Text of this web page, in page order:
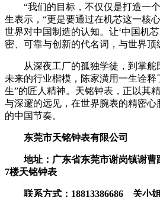
“我们的目标，不仅仅是打造一
生表示，“更是要通过在机芯这一核
世界对中国制造的认知。让‘中国机
密、可靠与创新的代名词，与世界顶
从深夜工厂的孤独学徒，到掌
未来的行业楷模，陈家潢用一生诠释
生”的匠人精神。天铭钟表，正以其
与深邃的远见，在世界腕表的精密
的中国节奏。
东莞市天铭钟表有限公司
地址：广东省东莞市谢岗镇谢曹
7楼天铭钟表
联系方式：18813386686 关小姐